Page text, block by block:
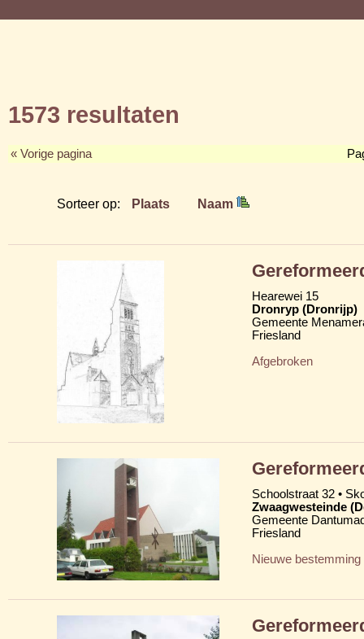
1573 resultaten
« Vorige pagina
Sorteer op: Plaats Naam
Hearewei 15
Dronryp (Dronrijp)
Gemeente
Friesland
Afgebroken
Schoolstraat 32 •
Zwaagwesteinde
Gemeente
Friesland
Nieuwe bestemming